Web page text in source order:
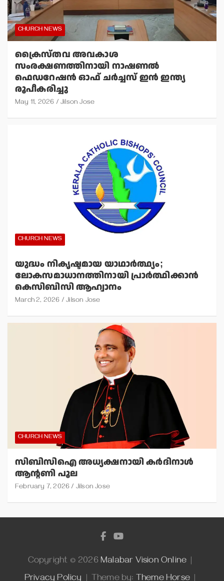
CHURCH NEWS
ക്രൈസ്തവ അവകാശ
സംരക്ഷണത്തിനായി നാഷണല്‍
ഫെഡറേഷന്‍ ഓഫ് ചര്‍ച്ചസ് ഇന്‍ ഇന്ത്യ
രൂപീകരിച്ചു
May 11, 2026 Jilson Jose
CHURCH NEWS
യുദ്ധം നികൃഷ്ടമായ യാഥാര്‍ത്ഥ്യം;
ലോകസമാധാനത്തിനായി പ്രാര്‍ത്ഥിക്കാന്‍
കെസിബിസി ആഹ്വാനം
March 2, 2026 Jilson Jose
CHURCH NEWS
സിബിസിഐ അധ്യക്ഷനായി കര്‍ദിനാള്‍
ആന്റണി പൂല
February 7, 2026 Jilson Jose
Copyright © 2026 Malabar Vision Online